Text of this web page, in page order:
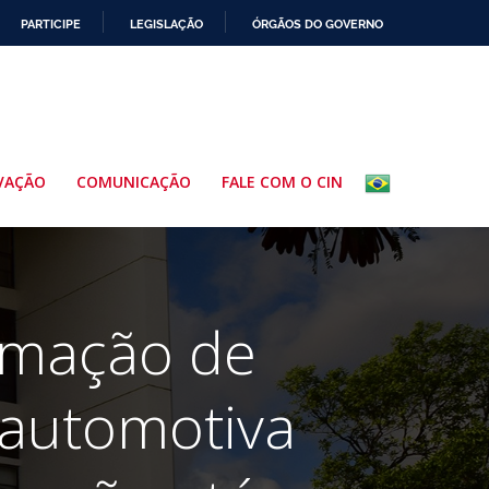
PARTICIPE LEGISLAÇÃO ÓRGÃOS DO GOVERNO
COMUNICAÇÃO FALE COM O CIN
de